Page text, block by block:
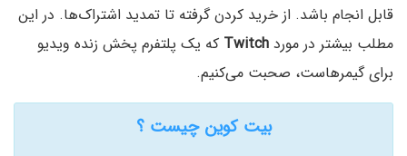
قابل انجام باشد. از خرید کردن گرفته تا تمدید اشتراک‌ها. در این
مطلب بیشتر در مورد Twitch‌ که یک پلتفرم پخش زنده ویدیو
برای گیمرهاست، صحبت می‌کنیم.
بیت کوین چیست ؟